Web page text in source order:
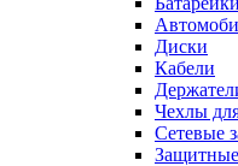
Диски
Кабели
Чехлы
Сетевые
Защитные